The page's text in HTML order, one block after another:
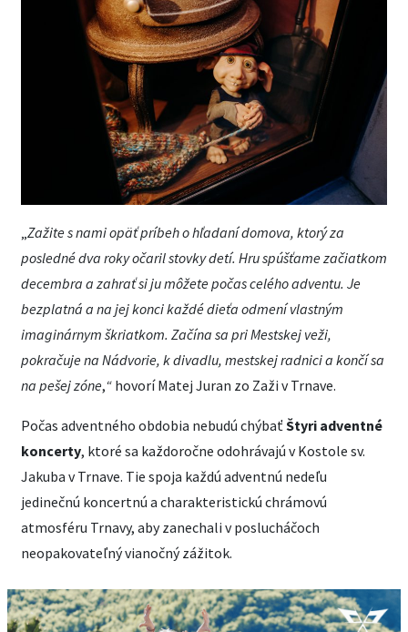
Zažite s nami opäť príbeh o hľadaní domova, ktorý za
posledné dva roky očaril stovky detí. Hru spúšťame začiatkom
decembra a zahrať si ju môžete počas celého adventu. Je
bezplatná a na jej konci každé dieťa odmení vlastným
imaginárnym škriatkom. Začína sa pri Mestskej veži,
pokračuje na Nádvorie, k divadlu, mestskej radnici a končí sa
na pešej zóne,“ hovorí Matej Juran zo Zaži v Trnave.
Počas adventného obdobia nebudú chýbať Štyri adventné
koncerty, ktoré sa každoročne odohrávajú v Kostole sv.
Jakuba v Trnave. Tie spoja každú adventnú nedeľu
jedinečnú koncertnú a charakteristickú chrámovú
atmosféru Trnavy, aby zanechali v poslucháčoch
neopakovateľný vianočný zážitok.